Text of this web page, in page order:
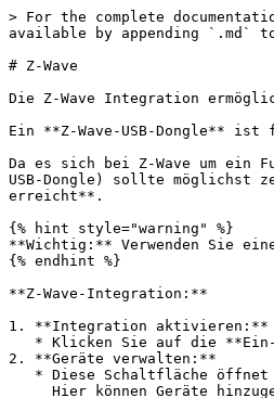
> For the complete
available by appending `.md`
# Z-Wave
Die Z-Wave Integration
Ein **Z-Wave-USB-Dongle**
Da es sich bei Z-Wave um ein
USB-Dongle) sollte möglichst
erreicht**.
{% hint style="warning" %}
**Wichtig:** Verwenden Sie
{% endhint %}
**Z-Wave-Integration:**
1. **Integration aktivieren:**
2. **Geräte verwalten:**